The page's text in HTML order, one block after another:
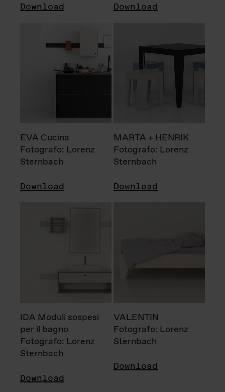
Download Download
EVA Cucina
Fotografo: Lorenz
Sternbach
Download
MARTA + HENRIK
Fotografo: Lorenz
Sternbach
Download
IDA Moduli sospesi
per il bagno
Fotografo: Lorenz
Sternbach
Download
VALENTIN
Fotografo: Lorenz
Sternbach
Download